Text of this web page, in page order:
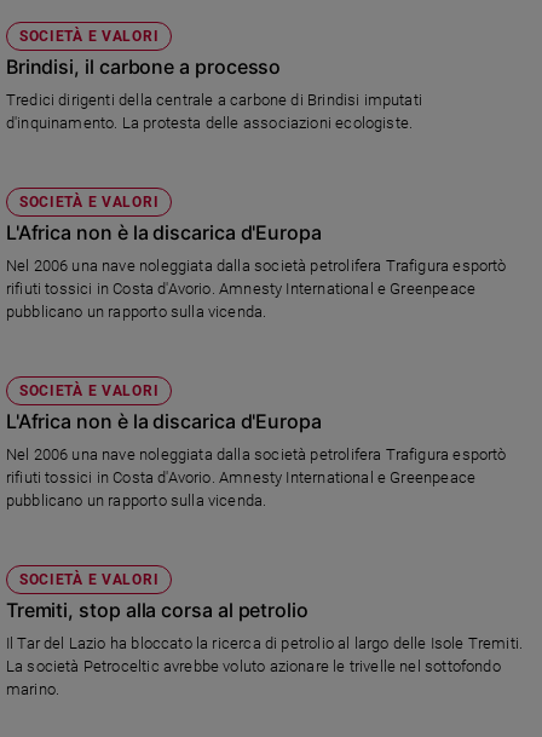
SOCIETÀ E VALORI
Brindisi, il carbone a processo
Tredici dirigenti della centrale a carbone di Brindisi imputati
d'inquinamento. La protesta delle associazioni ecologiste.
SOCIETÀ E VALORI
L'Africa non è la discarica d'Europa
Nel 2006 una nave noleggiata dalla società petrolifera Trafigura esportò
rifiuti tossici in Costa d'Avorio. Amnesty International e Greenpeace
pubblicano un rapporto sulla vicenda.
SOCIETÀ E VALORI
L'Africa non è la discarica d'Europa
Nel 2006 una nave noleggiata dalla società petrolifera Trafigura esportò
rifiuti tossici in Costa d'Avorio. Amnesty International e Greenpeace
pubblicano un rapporto sulla vicenda.
SOCIETÀ E VALORI
Tremiti, stop alla corsa al petrolio
Il Tar del Lazio ha bloccato la ricerca di petrolio al largo delle Isole Tremiti.
La società Petroceltic avrebbe voluto azionare le trivelle nel sottofondo
marino.